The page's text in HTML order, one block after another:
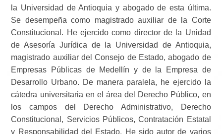
la Universidad de Antioquia y abogado de esta última.
Se desempeña como magistrado auxiliar de la Corte
Constitucional. He ejercido como director de la Unidad
de Asesoría Jurídica de la Universidad de Antioquia,
magistrado auxiliar del Consejo de Estado, abogado de
Empresas Públicas de Medellín y de la Empresa de
Desarrollo Urbano. De manera paralela, he ejercido la
cátedra universitaria en el área del Derecho Público, en
los campos del Derecho Administrativo, Derecho
Constitucional, Servicios Públicos, Contratación Estatal
y Responsabilidad del Estado. He sido autor de varios